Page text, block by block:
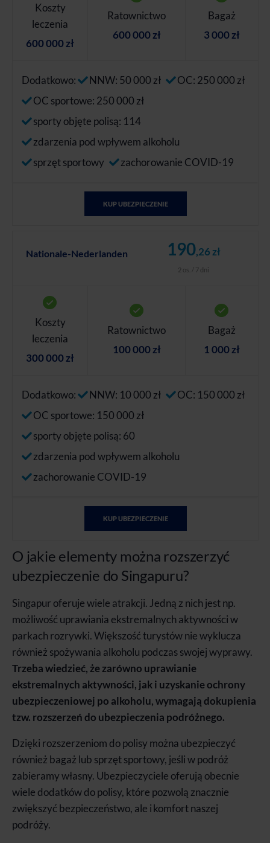
Koszty
leczenia
600 000 zł
Ratownictwo
600 000 zł
Bagaż
3 000 zł
Dodatkowo: NNW: 50 000 zł
OC: 250 000 zł
OC sportowe: 250 000 zł
sporty objęte polisą: 114
zdarzenia pod wpływem alkoholu
sprzęt sportowy
zachorowanie COVID-19
KUP UBEZPIECZENIE
Nationale-Nederlanden 190,26 zł
2 os. / 7 dni
Koszty
leczenia
300 000 zł
Ratownictwo
100 000 zł
Bagaż
1 000 zł
Dodatkowo: NNW: 10 000 zł
OC: 150 000 zł
OC sportowe: 150 000 zł
sporty objęte polisą: 60
zdarzenia pod wpływem alkoholu
zachorowanie COVID-19
KUP UBEZPIECZENIE
O jakie elementy można rozszerzyć
ubezpieczenie do Singapuru?
Singapur oferuje wiele atrakcji. Jedną z nich jest np.
możliwość uprawiania ekstremalnych aktywności w
parkach rozrywki. Większość turystów nie wyklucza
również spożywania alkoholu podczas swojej wyprawy.
Trzeba wiedzieć, że zarówno uprawianie
ekstremalnych aktywności, jak i uzyskanie ochrony
ubezpieczeniowej po alkoholu, wymagają dokupienia
tzw. rozszerzeń do ubezpieczenia podróżnego.
Dzięki rozszerzeniom do polisy można ubezpieczyć
również bagaż lub sprzęt sportowy, jeśli w podróż
zabieramy własny. Ubezpieczyciele oferują obecnie
wiele dodatków do polisy, które pozwolą znacznie
zwiększyć bezpieczeństwo, ale i komfort naszej
podróży.